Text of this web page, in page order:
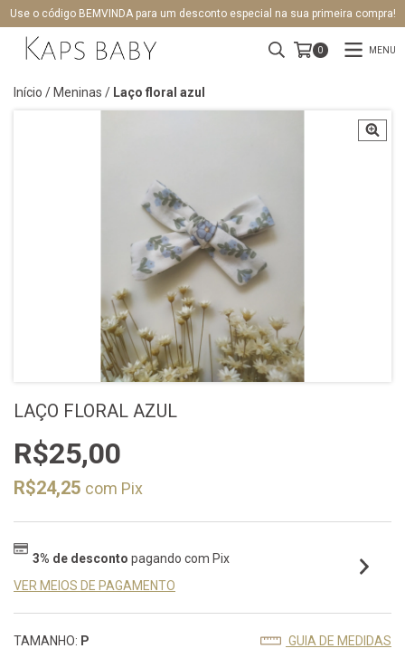
Use o código BEMVINDA para um desconto especial na sua primeira compra!
0 MENU
Início / Meninas / Laço floral azul
LAÇO FLORAL AZUL
R$25,00
R$24,25 com Pix
3% de desconto pagando com Pix
VER MEIOS DE PAGAMENTO
TAMANHO: P GUIA DE MEDIDAS